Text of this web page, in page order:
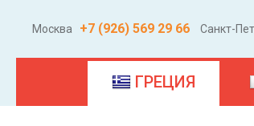
Москва +7 (926) 569 29 66 Санкт-
ГРЕЦИЯ